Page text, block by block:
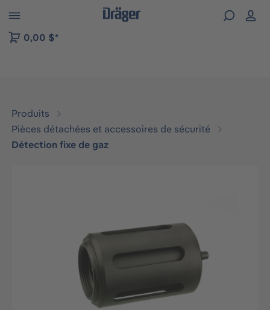
to B2B platform navigation
0,00 $*
Produits
Pièces détachées et accessoires de sécurité
Détection fixe de gaz